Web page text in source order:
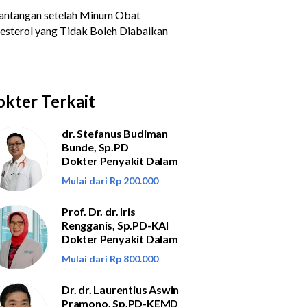
Terkait